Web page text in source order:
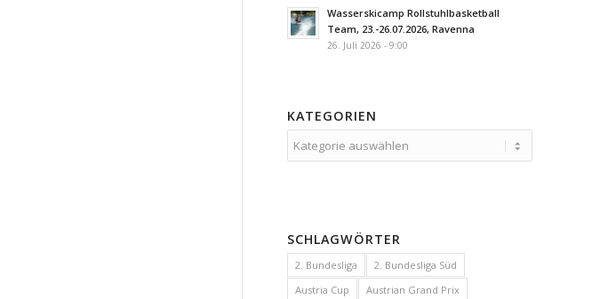
Wasserskicamp Rollstuhlbasketball
Team, 23.-26.07.2026, Ravenna
26. Juli 2026 - 9:00
KATEGORIEN
SCHLAGWÖRTER
2. Bundesliga
2. Bundesliga Süd
Austria Cup
Austrian Grand Prix